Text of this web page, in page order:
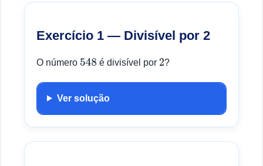
Exercício 1 — Divisível por 2
O número 548 é divisível por 2?
Ver solução